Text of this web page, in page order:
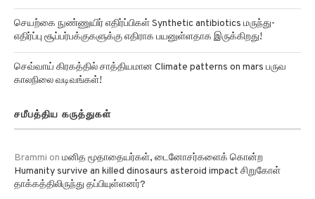
செயற்கை நுண்ணுயிர் எதிர்ப்பிகள் Synthetic antibiotics மருந்து-
எதிர்ப்பு சூப்பர்பக்குகளுக்கு எதிராக பயனுள்ளதாக இருக்கிறது!
செவ்வாய் கிரகத்தில் சாத்தியமான Climate patterns on mars பருவ
காலநிலை வடிவங்கள்!
சமீபத்திய கருத்துகள்
Brammi on மனித மூதாதையர்கள், டைனோசர்களைக் கொன்ற
Humanity survive an killed dinosaurs asteroid impact சிறுகோள்
தாக்கத்திலிருந்து தப்பியுள்ளனர்?